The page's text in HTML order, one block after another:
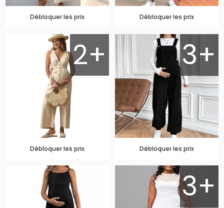
Débloquer les prix Débloquer les prix
2+
Débloquer les prix
3+
Débloquer les prix
3+